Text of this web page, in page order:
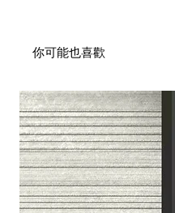
你可能也喜歡